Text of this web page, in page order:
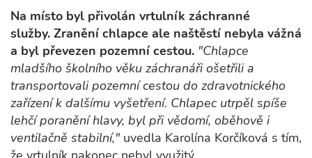
Na místo byl přivolán vrtulník záchranné
služby. Zranění chlapce ale naštěstí nebyla vážná
a byl převezen pozemní cestou. "Chlapce
mladšího školního věku záchranáři ošetřili a
transportovali pozemní cestou do zdravotnického
zařízení k dalšímu vyšetření. Chlapec utrpěl spíše
lehčí poranění hlavy, byl při vědomí, oběhově i
ventilačně stabilní," uvedla Karolína Korčíková s tím,